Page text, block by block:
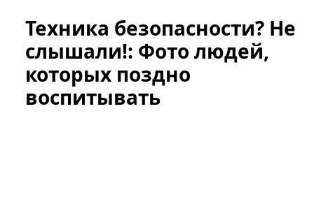
Техника безопасности? Не
слышали!: Фото людей,
которых поздно
воспитывать